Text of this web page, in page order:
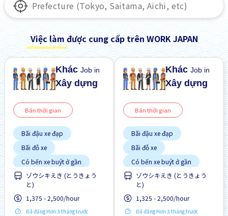
Việc làm được cung cấp trên WORK JAPAN
KhácJob in
Xây dựng
Bán thời gian
Bãi đậu xe đạp
Bãi đỗ xe
Có bến xe buýt ở gần
Cơ hội lương cao
Cơ hội nhận việc làm toàn
thời gian
Cơ hội thăng tiến
ゾウシキえき (とうきょう
と)
1,375 - 2,500/hour
Đã đăng Hơn 3 tháng trước
KhácJob in
Xây dựng
Bán thời gian
Bãi đậu xe đạp
Bãi đỗ xe
Có bến xe buýt ở gần
Cơ hội lương cao
Cơ hội nhận việc làm toàn
thời gian
Cơ hội thăng tiến
ゾウシキえき (とうきょう
と)
1,325 - 2,500/hour
Đã đăng Hơn 3 tháng trước